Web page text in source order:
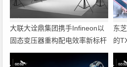
大联大诠鼎集团携手Infineon以
固态变压器重构配电效率新标杆
东
的
载
控